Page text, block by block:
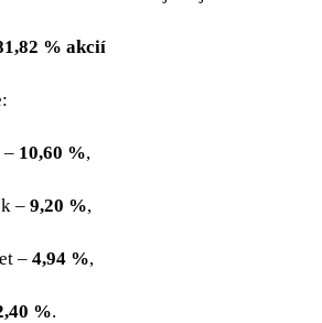
% akcií
– 10,60 %,
– 9,20 %,
– 4,94 %,
%.